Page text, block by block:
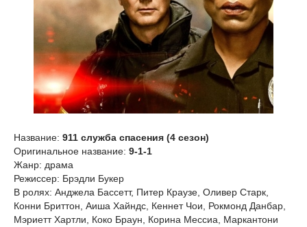
Название: 911 служба спасения (4 сезон)
Оригинальное название: 9-1-1
Жанр: драма
Режиссер: Брэдли Букер
В ролях: Анджела Бассетт, Питер Краузе, Оливер Старк,
Конни Бриттон, Аиша Хайндс, Кеннет Чои, Рокмонд Данбар,
Мэриетт Хартли, Коко Браун, Корина Мессиа, Маркантони